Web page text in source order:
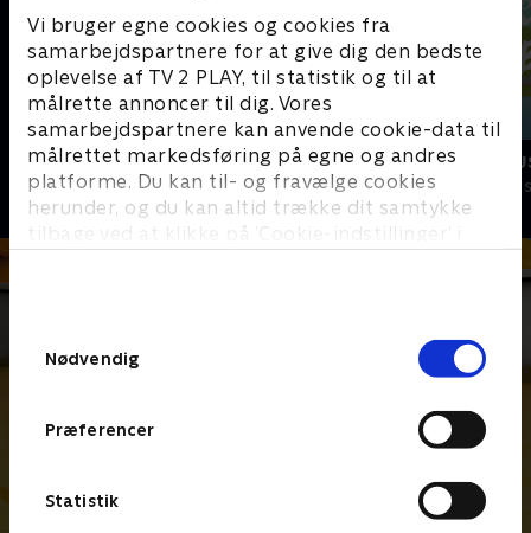
Vi bruger egne cookies og cookies fra
samarbejdspartnere for at give dig den bedste
oplevelse af TV 2 PLAY, til statistik og til at
målrette annoncer til dig. Vores
samarbejdspartnere kan anvende cookie-data til
målrettet markedsføring på egne og andres
platforme. Du kan til- og fravælge cookies
herunder, og du kan altid trække dit samtykke
tilbage ved at klikke på ’Cookie-indstillinger’ i
Nødvendig
Præferencer
Statistik
Brandmand Sam
Børneserier • 1 sæsoner
Lille røde
Børneserier • 1